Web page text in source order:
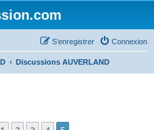
Connexion
S’enregistrer
Discussions AUVERLAND